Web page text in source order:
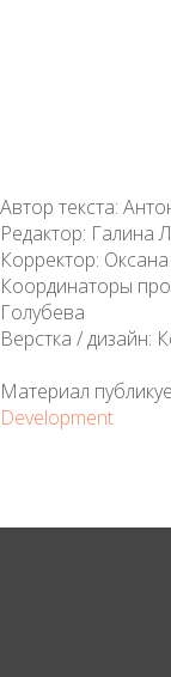
Автор текста:
Редактор: Галина
Корректор:
Координаторы
Голубева
Верстка / дизайн:
Материал
Development